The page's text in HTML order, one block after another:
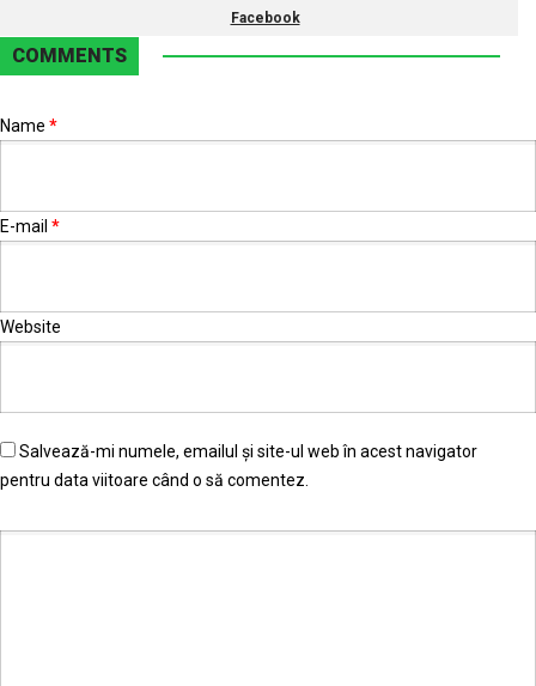
Facebook
COMMENTS
Name *
E-mail *
Website
Salvează-mi numele, emailul și site-ul web în acest navigator
pentru data viitoare când o să comentez.